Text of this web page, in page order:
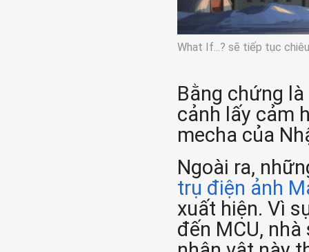
What If...? sẽ tiếp tục
Bằng chứng
cảnh lấy cảm
mecha của
Ngoài ra,
trụ điện ảnh
xuất hiện. Vì
đến MCU,